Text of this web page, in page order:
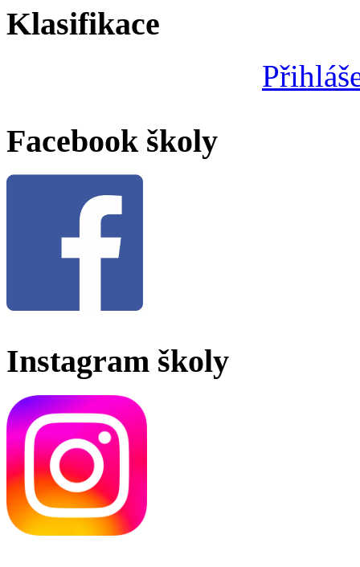
Klasifikace
Facebook školy
Instagram školy